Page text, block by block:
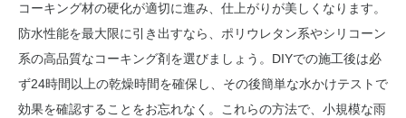
コーキング材の硬化が適切に進み、仕上がりが美しくなります。
防水性能を最大限に引き出すなら、ポリウレタン系やシリコーン
系の高品質なコーキング剤を選びましょう。DIYでの施工後は必
ず24時間以上の乾燥時間を確保し、その後簡単な水かけテストで
効果を確認することをお忘れなく。これらの方法で、小規模な雨